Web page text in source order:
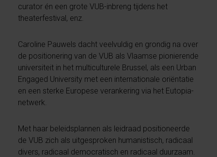
curator én een grote VUB-inbreng tijdens het
theaterfestival, enz.
Caroline Pauwels dacht veelvuldig en grondig na over
de positionering van de VUB als Vlaamse pionierende
universiteit in het multiculturele Brussel, als een Urban
Engaged University met een internationale oriëntatie
en een sterke Europese verankering via het Eutopia-
netwerk.
Met haar beleidsplannen als leidraad positioneerde
de VUB zich als uitgesproken humanistisch, radicaal
divers, radicaal democratisch en radicaal duurzaam.